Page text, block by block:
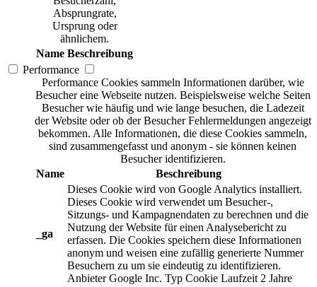
Absprungrate,
Ursprung oder
ähnlichem.
Name Beschreibung
Performance
Performance Cookies sammeln Informationen darüber, wie
Besucher eine Webseite nutzen. Beispielsweise welche Seiten
Besucher wie häufig und wie lange besuchen, die Ladezeit
der Website oder ob der Besucher Fehlermeldungen angezeigt
bekommen. Alle Informationen, die diese Cookies sammeln,
sind zusammengefasst und anonym - sie können keinen
Besucher identifizieren.
Name
Beschreibung
_ga
Dieses Cookie wird von Google Analytics installiert.
Dieses Cookie wird verwendet um Besucher-,
Sitzungs- und Kampagnendaten zu berechnen und die
Nutzung der Website für einen Analysebericht zu
erfassen. Die Cookies speichern diese Informationen
anonym und weisen eine zufällig generierte Nummer
Besuchern zu um sie eindeutig zu identifizieren.
Anbieter Google Inc. Typ Cookie Laufzeit 2 Jahre